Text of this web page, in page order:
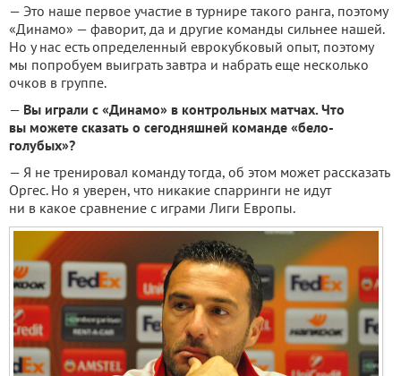
— Это наше первое участие в турнире такого ранга, поэтому
«Динамо» — фаворит, да и другие команды сильнее нашей.
Но у нас есть определенный еврокубковый опыт, поэтому
мы попробуем выиграть завтра и набрать еще несколько
очков в группе.
— Вы играли с «Динамо» в контрольных матчах. Что
вы можете сказать о сегодняшней команде «бело-
голубых»?
— Я не тренировал команду тогда, об этом может рассказать
Оргес. Но я уверен, что никакие спарринги не идут
ни в какое сравнение с играми Лиги Европы.